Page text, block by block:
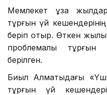
Мемлекет ұзақ
тұрғын үй
беріп отыр. Өткен
проблемалы тұрғын
берілген.
Биыл Алматыдағы
тұрғын үй